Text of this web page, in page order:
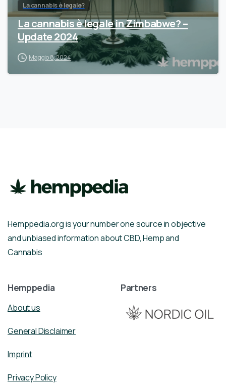
La cannabis è legale?
La cannabis è legale in Zimbabwe? –
Update 2024
Maggio 8, 2024
Hemppedia.org is your number one source in objective
and unbiased information about CBD, Hemp and
Cannabis
Hemppedia
About us
General Disclaimer
Imprint
Privacy Policy
Partners